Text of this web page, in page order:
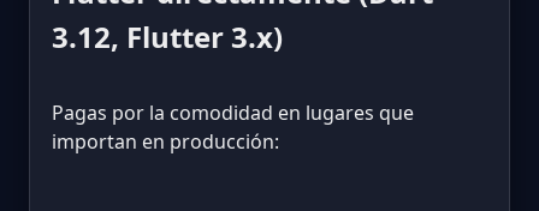
3.12, Flutter 3.x)
Pagas por la comodidad en lugares que
importan en producción: